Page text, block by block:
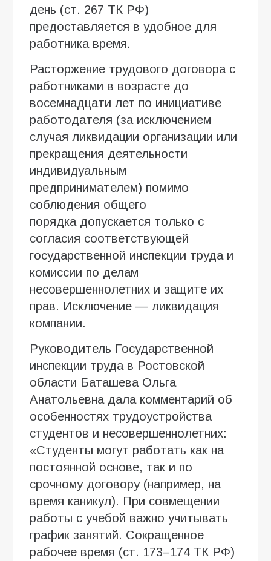
день (ст. 267 ТК РФ)
предоставляется в удобное для
работника время.
Расторжение трудового договора с
работниками в возрасте до
восемнадцати лет по инициативе
работодателя (за исключением
случая ликвидации организации или
прекращения деятельности
индивидуальным
предпринимателем) помимо
соблюдения общего
порядка допускается только с
согласия соответствующей
государственной инспекции труда и
комиссии по делам
несовершеннолетних и защите их
прав. Исключение — ликвидация
компании.
Руководитель Государственной
инспекции труда в Ростовской
области Баташева Ольга
Анатольевна дала комментарий об
особенностях трудоустройства
студентов и несовершеннолетних:
«Студенты могут работать как на
постоянной основе, так и по
срочному договору (например, на
время каникул). При совмещении
работы с учебой важно учитывать
график занятий. Сокращенное
рабочее время (ст. 173–174 ТК РФ)